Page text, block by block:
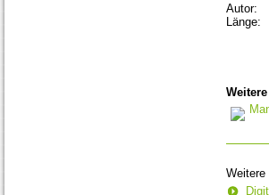
Autor:
Länge:
Weitere